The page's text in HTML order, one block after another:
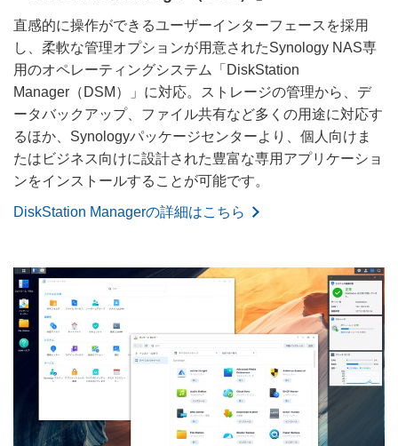
直感的に操作ができるユーザーインターフェースを採用
し、柔軟な管理オプションが用意されたSynology NAS専
用のオペレーティングシステム「DiskStation
Manager（DSM）」に対応。ストレージの管理から、デ
ータバックアップ、ファイル共有など多くの用途に対応す
るほか、Synologyパッケージセンターより、個人向けま
たはビジネス向けに設計された豊富な専用アプリケーショ
ンをインストールすることが可能です。
DiskStation Managerの詳細はこちら